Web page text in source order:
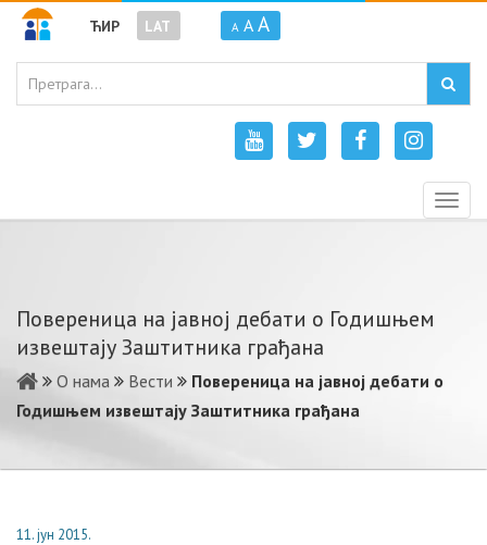
ЋИР LAT A A A
Повереница на јавној дебати о Годишњем
извештају Заштитника грађана
О нама Вести
Повереница на јавној дебати о
Годишњем извештају Заштитника грађана
11. јун 2015.